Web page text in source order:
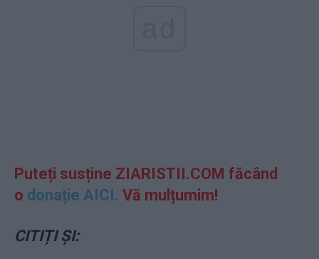
Puteți susține ZIARISTII.COM făcând
o donație AICI. Vă mulțumim!
CITIȚI ȘI: